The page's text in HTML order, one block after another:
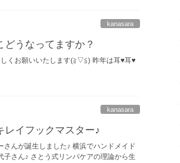
kanasara
うなってますか？
くお願いいたします(≧▽≦) 昨年は耳♥️耳♥️
kanasara
イフックマスター♪
んが誕生しました♪ 横浜でハンドメイド
さん♪ さとう式リンパケアの理論から生